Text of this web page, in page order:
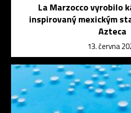
La Marzocco vyrobilo
inspirovaný mexickým
Azteca
13. června